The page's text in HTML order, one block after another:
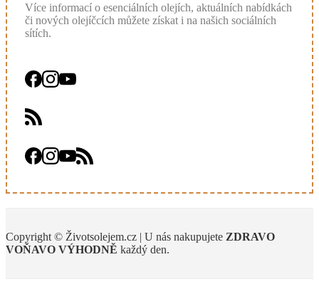
Více informací o esenciálních olejích, aktuálních nabídkách
či nových olejíčcích můžete získat i na našich sociálních
sítích.
Copyright © Životsolejem.cz | U nás nakupujete ZDRAVO
VOŇAVO VÝHODNĚ každý den.